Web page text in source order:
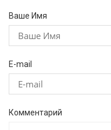
Ваше Имя
E-mail
Комментарий